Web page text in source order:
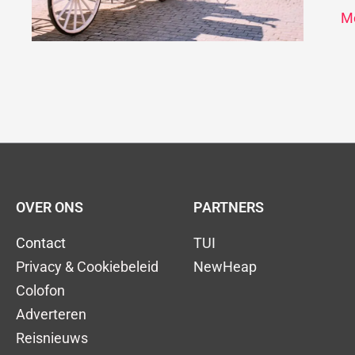
OVER ONS
Contact
Privacy & Cookiebeleid
Colofon
Adverteren
Reisnieuws
PARTNERS
TUI
NewHeap